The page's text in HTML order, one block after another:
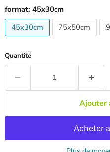
format: 45x30cm
45x30cm
75x50cm
Quantité
Ajouter